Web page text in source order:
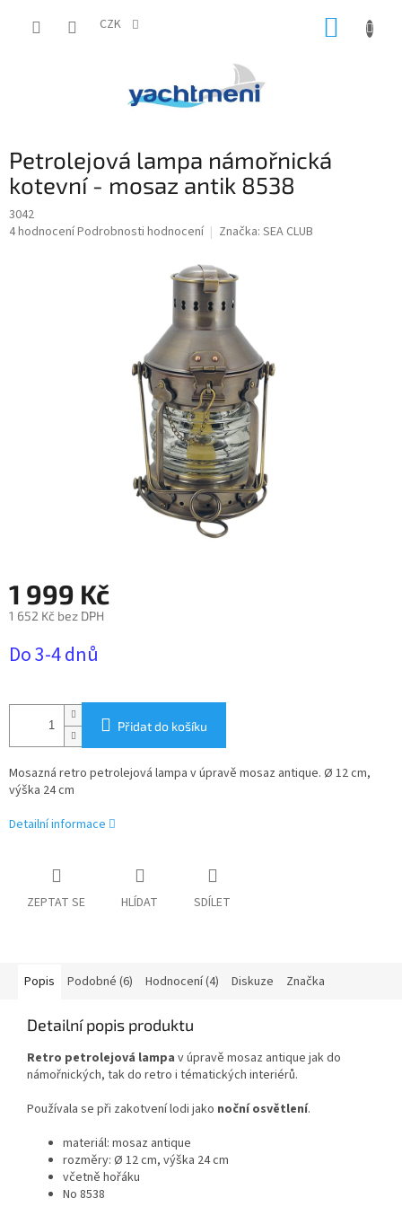
CZK
Petrolejová lampa námořnická
kotevní - mosaz antik 8538
3042
Průměrné
4 hodnoceníPodrobnosti hodnocení Značka: SEA CLUB
1 999 Kč
1 652 Kč bez DPH
cena:
Do 3-4 dnů
Přidat do košíku
Mosazná retro petrolejová lampa v úpravě mosaz antique. Ø 12 cm,
výška 24 cm
Detailní informace
ZEPTAT SE HLÍDAT SDÍLET
Popis Podobné (6) Hodnocení (4) Diskuze Značka
Detailní popis produktu
Retro petrolejová lampa v úpravě mosaz antique jak do
námořnických, tak do retro i tématických interiérů.
Používala se při zakotvení lodi jako noční osvětlení.
materiál: mosaz antique
rozměry: Ø 12 cm, výška 24 cm
včetně hořáku
No 8538